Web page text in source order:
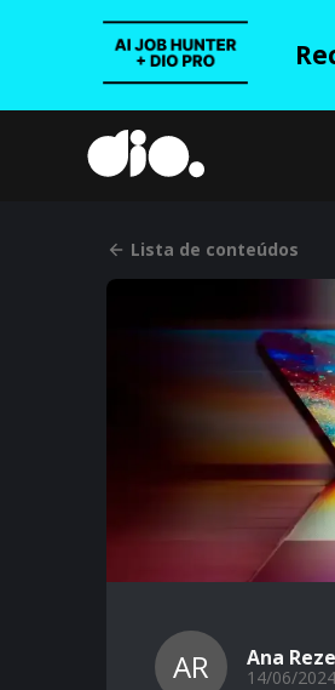
Lista de conteúdos
AR Ana
14/06/